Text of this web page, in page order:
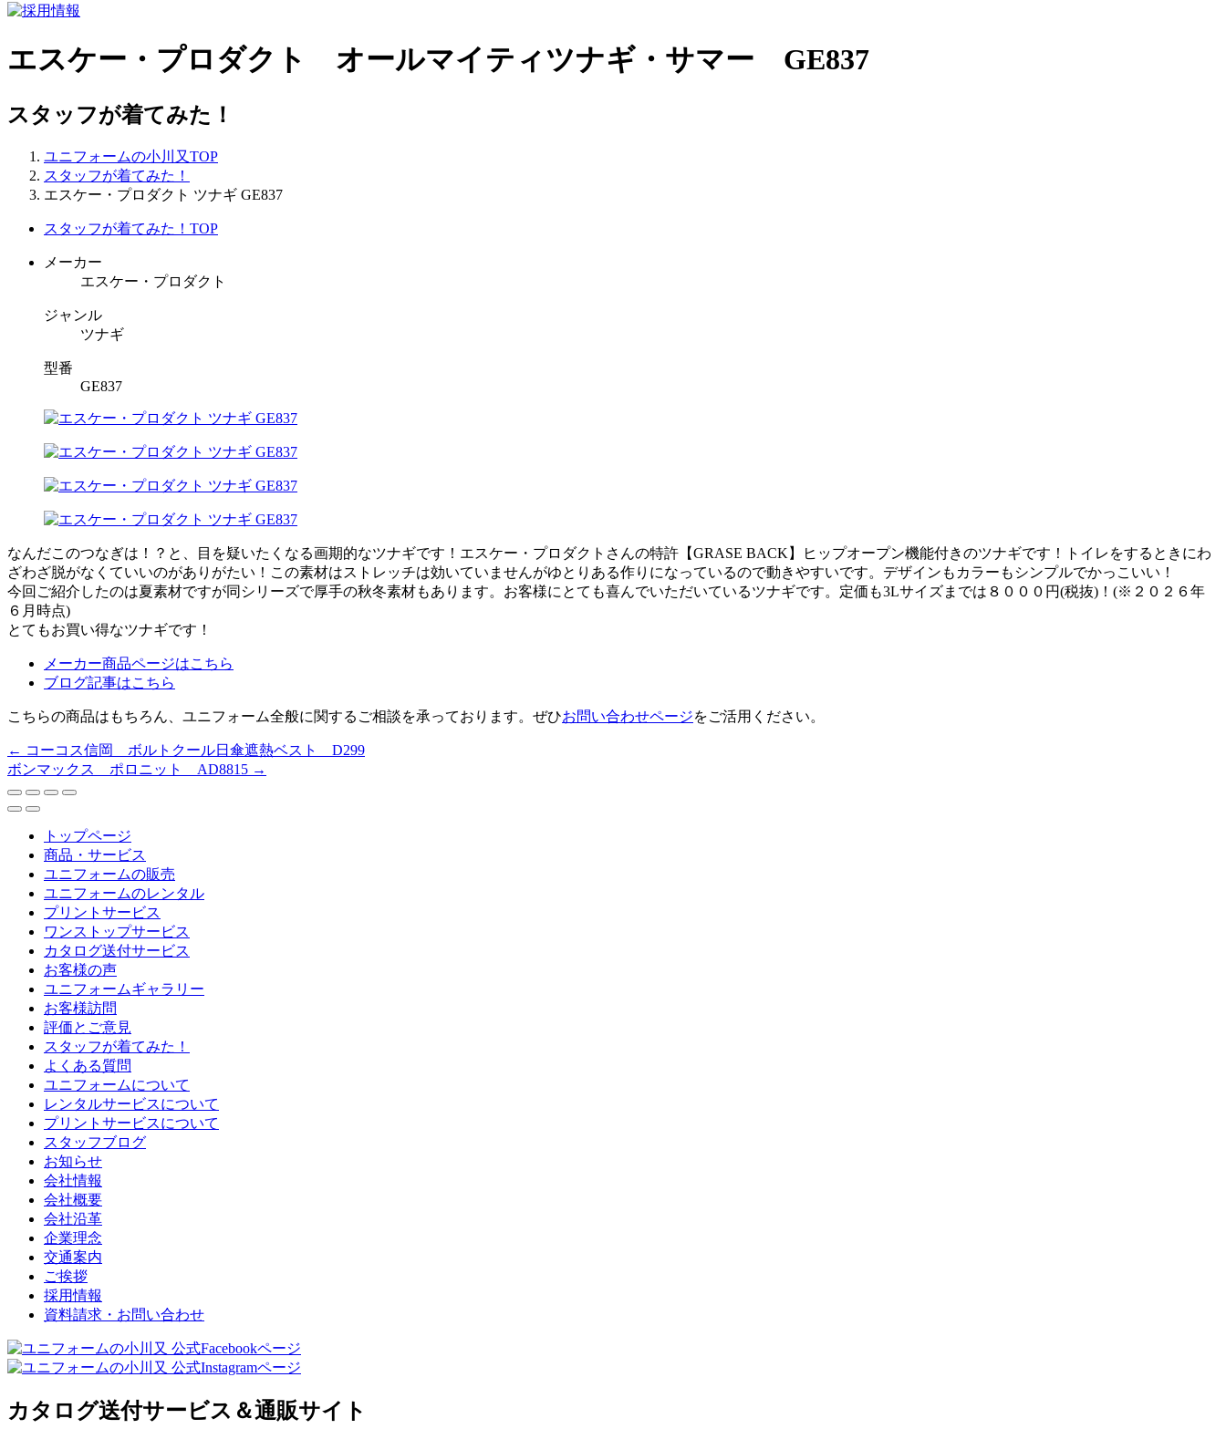
エスケー・プロダクト オールマイティツナギ・サマー GE837
スタッフが着てみた！
ユニフォームの小川又TOP
スタッフが着てみた！
エスケー・プロダクト ツナギ GE837
スタッフが着てみた！TOP
メーカー
エスケー・プロダクト
ジャンル
ツナギ
型番
GE837
なんだこのつなぎは！？と、目を疑いたくなる画期的なツナギです！エスケー・プロダクトさんの特許【GRASE BACK】ヒップオープン機能付きのツナギです！トイレをするときにわ
ざわざ脱がなくていいのがありがたい！この素材はストレッチは効いていませんがゆとりある作りになっているので動きやすいです。デザインもカラーもシンプルでかっこいい！
今回ご紹介したのは夏素材ですが同シリーズで厚手の秋冬素材もあります。お客様にとても喜んでいただいているツナギです。定価も3Lサイズまでは８０００円(税抜)！(※２０２６年
６月時点)
とてもお買い得なツナギです！
メーカー商品ページはこちら
ブログ記事はこちら
こちらの商品はもちろん、ユニフォーム全般に関するご相談を承っております。ぜひお問い合わせページをご活用ください。
← コーコス信岡 ボルトクール日傘遮熱ベスト D299
ボンマックス ポロニット AD8815 →
トップページ
商品・サービス
ユニフォームの販売
ユニフォームのレンタル
プリントサービス
ワンストップサービス
カタログ送付サービス
お客様の声
ユニフォームギャラリー
お客様訪問
評価とご意見
スタッフが着てみた！
よくある質問
ユニフォームについて
レンタルサービスについて
プリントサービスについて
スタッフブログ
お知らせ
会社情報
会社概要
会社沿革
企業理念
交通案内
ご挨拶
採用情報
資料請求・お問い合わせ
カタログ送付サービス＆通販サイト